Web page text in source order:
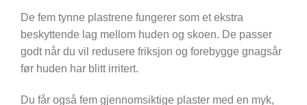
De fem tynne plastrene fungerer som et ekstra
beskyttende lag mellom huden og skoen. De passer
godt når du vil redusere friksjon og forebygge gnagsår
før huden har blitt irritert.
Du får også fem gjennomsiktige plaster med en myk,